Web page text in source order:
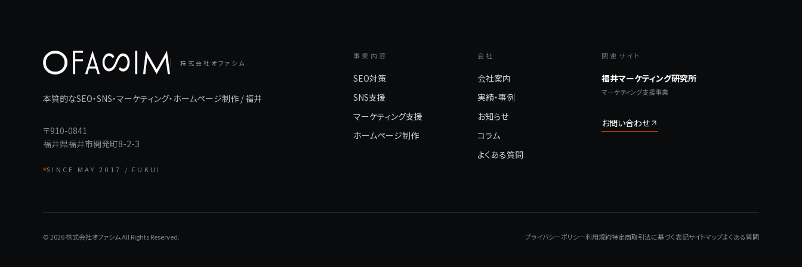
株式会社オファシム
本質的なSEO・SNS・マーケティング・ホームページ制作 / 福井
〒910-0841
福井県福井市開発町8-2-3
SINCE MAY 2017 / FUKUI
事業内容
SEO対策
SNS支援
マーケティング支援
ホームページ制作
会社
会社案内
実績・事例
お知らせ
コラム
よくある質問
関連サイト
福井マーケティング研究所
マーケティング支援事業
お問い合わせ
© 2026 株式会社オファシム All Rights Reserved. プライバシーポリシー利用規約特定商取引法に基づく表記サイトマップよくある質問